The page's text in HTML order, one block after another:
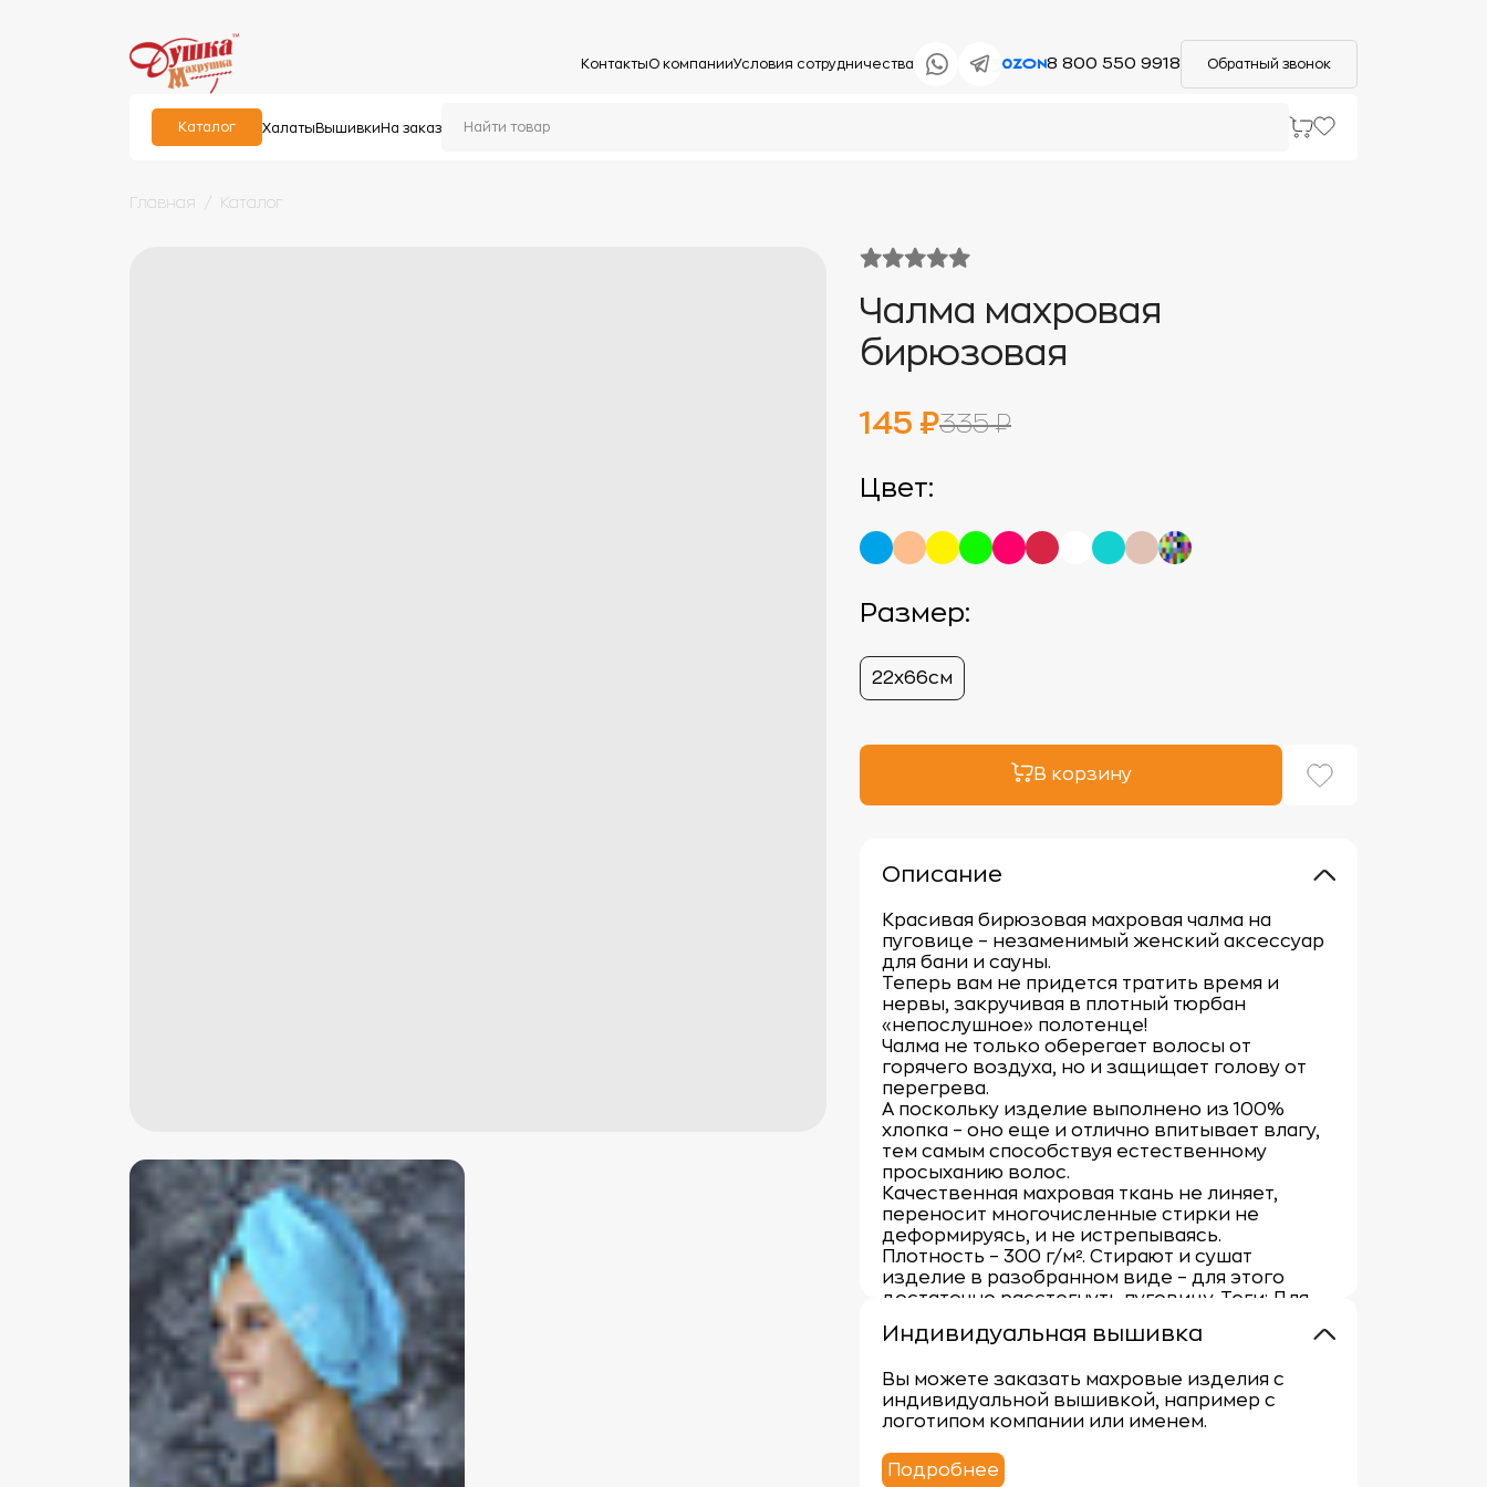
КонтактыО компанииУсловия сотрудничества 8 800 550 9918 Обратный звонок
Каталог Халаты Вышивки На заказ
Главная Каталог
Чалма махровая
бирюзовая
145 ₽335 ₽
Цвет:
Размер:
22х66см
В корзину
Описание
Красивая бирюзовая махровая чалма на
пуговице – незаменимый женский аксессуар
для бани и сауны.
Теперь вам не придется тратить время и
нервы, закручивая в плотный тюрбан
«непослушное» полотенце!
Чалма не только оберегает волосы от
горячего воздуха, но и защищает голову от
перегрева.
А поскольку изделие выполнено из 100%
хлопка – оно еще и отлично впитывает влагу,
тем самым способствуя естественному
просыханию волос.
Качественная махровая ткань не линяет,
переносит многочисленные стирки не
деформируясь, и не истрепываясь.
Плотность – 300 г/м². Стирают и сушат
изделие в разобранном виде – для этого
достаточно расстегнуть пуговицу. Теги: Для
Индивидуальная вышивка
Вы можете заказать махровые изделия с
индивидуальной вышивкой, например с
логотипом компании или именем.
Подробнее